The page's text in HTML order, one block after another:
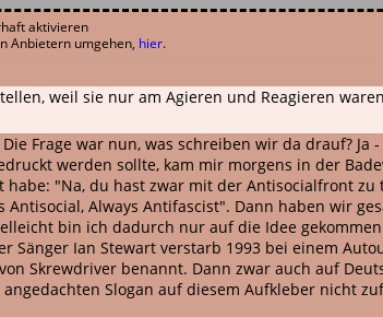
aktivieren
Anbietern umgehen, hier.
weil sie nur am Agieren und Reagieren
Frage war nun, was schreiben wir da drauf? Ja
werden sollte, kam mir morgens in der
"Na, du hast zwar mit der Antisocialfront
Always Antifascist". Dann haben wir
bin ich dadurch nur auf die Idee
Sänger Ian Stewart verstarb 1993 bei einem
Skrewdriver benannt. Dann zwar auch auf
Slogan auf diesem Aufkleber nicht